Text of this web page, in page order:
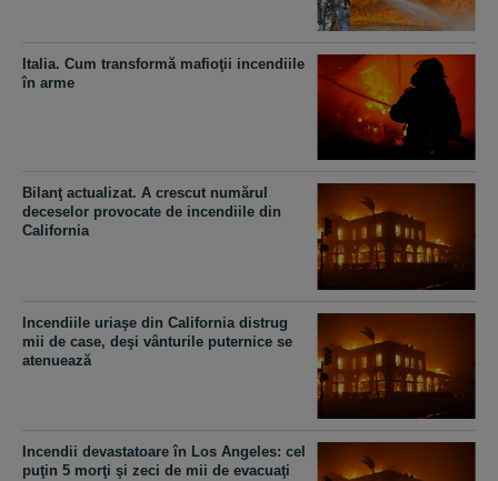
Italia. Cum transformă mafioţii incendiile
în arme
Bilanţ actualizat. A crescut numărul
deceselor provocate de incendiile din
California
Incendiile uriaşe din California distrug
mii de case, deşi vânturile puternice se
atenuează
Incendii devastatoare în Los Angeles: cel
puţin 5 morţi şi zeci de mii de evacuaţi